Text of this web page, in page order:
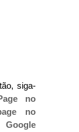
siga-
no
no